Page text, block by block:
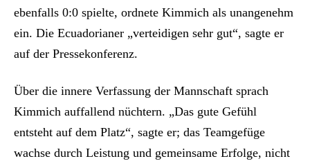
ebenfalls 0:0 spielte, ordnete Kimmich als unangenehm
ein. Die Ecuadorianer „verteidigen sehr gut“, sagte er
auf der Pressekonferenz.
Über die innere Verfassung der Mannschaft sprach
Kimmich auffallend nüchtern. „Das gute Gefühl
entsteht auf dem Platz“, sagte er; das Teamgefüge
wachse durch Leistung und gemeinsame Erfolge, nicht